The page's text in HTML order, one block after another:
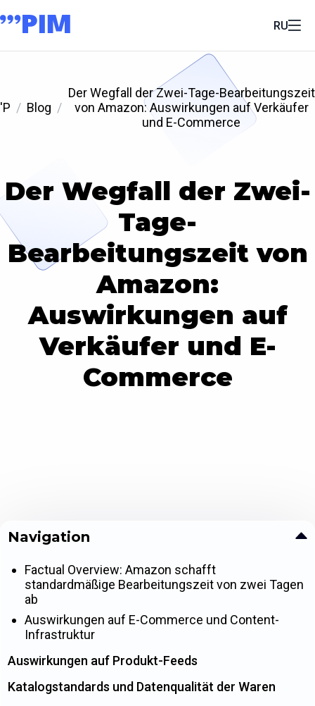
RU
'P Blog
Der Wegfall der Zwei-Tage-Bearbeitungszeit
von Amazon: Auswirkungen auf Verkäufer
und E-Commerce
Der Wegfall der Zwei-
Tage-
Bearbeitungszeit von
Amazon:
Auswirkungen auf
Verkäufer und E-
Commerce
Navigation
Factual Overview: Amazon schafft
standardmäßige Bearbeitungszeit von zwei Tagen
ab
Auswirkungen auf E-Commerce und Content-
Infrastruktur
Auswirkungen auf Produkt-Feeds
Katalogstandards und Datenqualität der Waren